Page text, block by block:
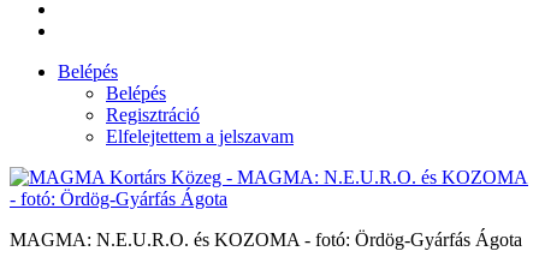
Belépés
Belépés
Regisztráció
Elfelejtettem a jelszavam
MAGMA: N.E.U.R.O. és KOZOMA - fotó: Ördög-Gyárfás Ágota